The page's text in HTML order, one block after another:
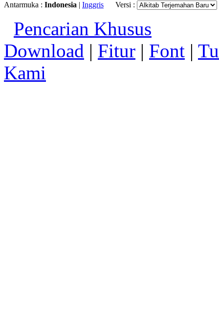
Antarmuka : Indonesia | Inggris Versi :
Pencarian Khusus
Download | Fitur | Font |
Kami